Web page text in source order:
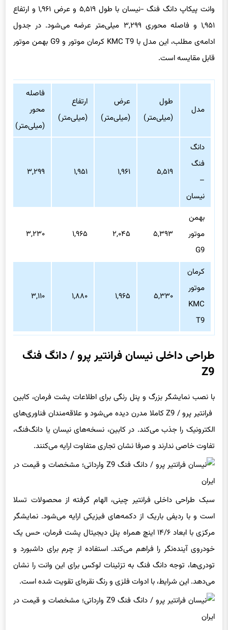
۱,۹۵۱ و فاصله محوری ۳,۲۹۹ میلی‌متر عرضه می‌شود. در جدول
ادامه‌ی مطلب، این مدل با KMC T9 کرمان موتور و G9 بهمن موتور
قابل مقایسه است.
طول
(میلی‌متر)
عرض
(میلی‌متر)
ارتفاع
(میلی‌متر)
فاصله
محور
(میلی‌متر)
فنگ
–
نیسان
بهمن
موتور
G9
کرمان
موتور
KMC
T9
طراحی داخلی نیسان فرانتیر پرو / دانگ فنگ
Z9
فرانتیر پرو / Z9 کاملا مدرن دیده می‌شود و علاقه‌مندان فناوری‌های
الکترونیک را جذب می‌کند. در کابین، نسخه‌های نیسان یا دانگ‌فنگ،
تفاوت خاصی ندارند و صرفا نشان تجاری متفاوت ارایه می‌کنند.
سبک طراحی داخلی فرانتیر چینی، الهام گرفته از محصولات تسلا
است و با ردیفی باریک از دکمه‌های فیزیکی ارایه می‌شود. نمایشگر
مرکزی با ابعاد ۱۴/۶ اینچ همراه پنل دیجیتال پشت فرمان، حس یک
خودروی آینده‌نگر را فراهم می‌کند. استفاده از چرم برای داشبورد و
تودری‌ها، توجه دانگ فنگ به تزئینات لوکس برای این وانت را نشان
می‌دهد. این شرایط، با ادوات فلزی و رنگ نقره‌ای تقویت شده است.
صندلی‌های برای چهار سرنشین بالغ، راحت هستند و با پوشش تمام